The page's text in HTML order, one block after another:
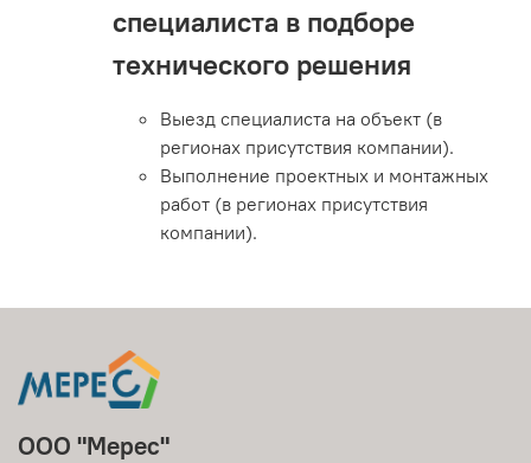
специалиста в подборе
технического решения
Выезд специалиста на объект (в
регионах присутствия компании).
Выполнение проектных и монтажных
работ (в регионах присутствия
компании).
ООО "Мерес"